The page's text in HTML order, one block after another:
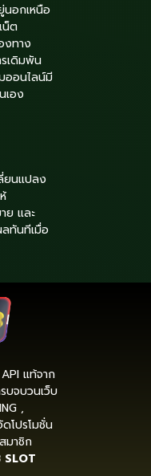
อกเหนือ
น็ต
งทาง
เดิมพัน
ออนไลน์มี
เอง
ยนแปลง
ย และ
ทันทีเมื่อ
แท้จาก
บจบวนเว็บ
,
ดโปรโมชั่น
มาชิก